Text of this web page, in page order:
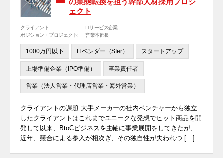
ェクト
クライアント:
ITサービス企業
ポジション・プロジェクト:
営業本部長
1000万円以下 ITベンダー（SIer） スタートアップ
上場準備企業（IPO準備） 事業責任者
営業（法人営業・代理店営業・海外営業）
クライアントの課題 大手メーカーの社内ベンチャーから独立
したクライアントはこれまでユニークな発想でヒット商品を開
発して以来、BtoCビジネスを主軸に事業展開をしてきたが、
近年、競合による参入が相次ぎ、その独自性が失われつ […]